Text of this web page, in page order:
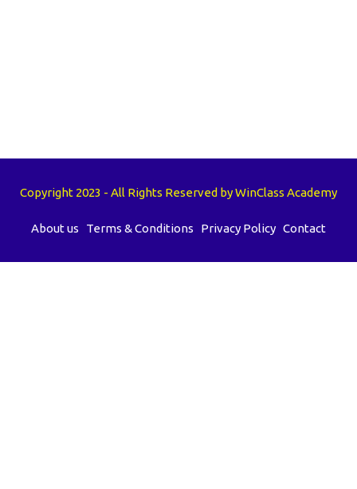
Copyright 2023 - All Rights Reserved by WinClass Academy
About us Terms & Conditions Privacy Policy Contact